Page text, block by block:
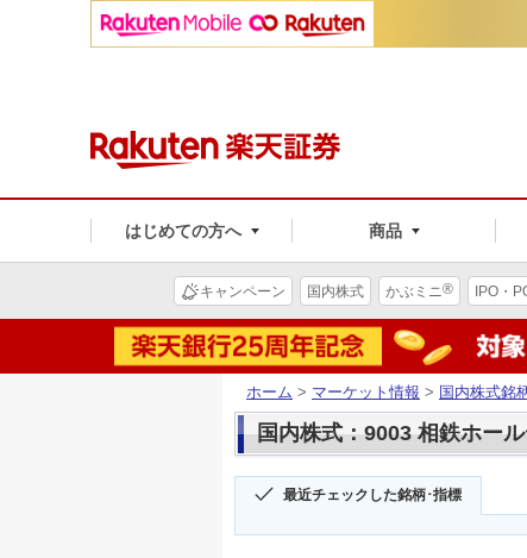
はじめての方へ 商品
キャンペーン 国内株式 かぶミニ® IPO・
ホーム > マーケット情報 > 国内株式銘
国内株式：9003 相鉄ホー
最近チェックした銘柄･指標